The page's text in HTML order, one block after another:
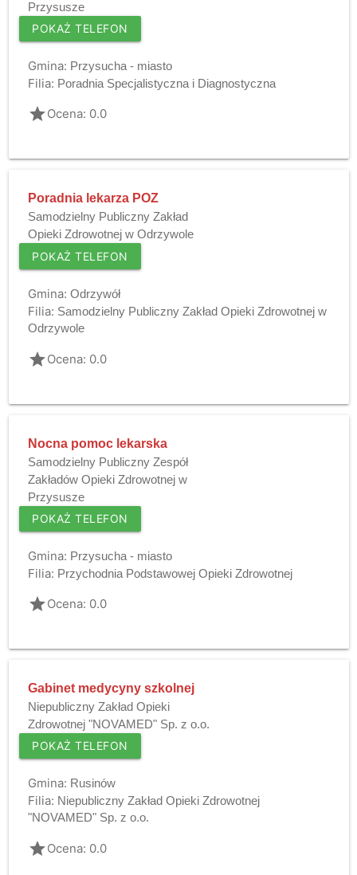
Przysusze
POKAŻ TELEFON
Gmina: Przysucha - miasto
Filia: Poradnia Specjalistyczna i Diagnostyczna
gradeOcena: 0.0
Poradnia lekarza POZ
Samodzielny Publiczny Zakład
Opieki Zdrowotnej w Odrzywole
POKAŻ TELEFON
Gmina: Odrzywół
Filia: Samodzielny Publiczny Zakład Opieki Zdrowotnej w
Odrzywole
gradeOcena: 0.0
Nocna pomoc lekarska
Samodzielny Publiczny Zespół
Zakładów Opieki Zdrowotnej w
Przysusze
POKAŻ TELEFON
Gmina: Przysucha - miasto
Filia: Przychodnia Podstawowej Opieki Zdrowotnej
gradeOcena: 0.0
Gabinet medycyny szkolnej
Niepubliczny Zakład Opieki
Zdrowotnej "NOVAMED" Sp. z o.o.
POKAŻ TELEFON
Gmina: Rusinów
Filia: Niepubliczny Zakład Opieki Zdrowotnej
"NOVAMED" Sp. z o.o.
gradeOcena: 0.0